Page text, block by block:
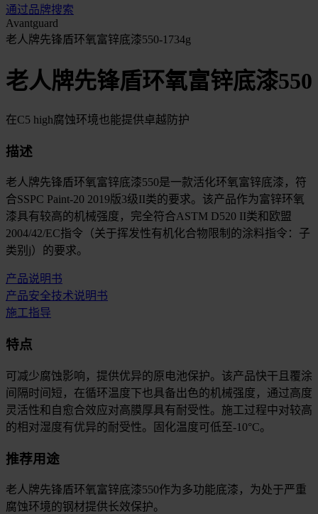
通过品牌搜索
Avantguard
老人牌先锋盾环氧富锌底漆550-1734g
老人牌先锋盾环氧富锌底漆550
在C5 high腐蚀环境也能提供卓越防护
描述
老人牌先锋盾环氧富锌底漆550是一款活化环氧富锌底漆，符
合SSPC Paint-20 2019版3级II类的要求。该产品作为富锌环氧
漆具有较高的机械强度，完全符合ASTM D520 II类和欧盟
2004/42/EC指令（关于挥发性有机化合物限制的涂料指令：子
类别j）的要求。
产品说明书
产品安全技术说明书
施工指导
特点
可减少腐蚀影响，提供优异的原电池保护。该产品快干且覆涂
间隔时间短，在循环温度下也具备出色的机械强度，通过高度
灵活性和自愈合效应对高膜厚具有耐受性。施工过程中对较高
的相对湿度有优异的耐受性。固化温度可低至-10°C。
推荐用途
老人牌先锋盾环氧富锌底漆550作为多功能底漆，为处于严重
腐蚀环境的钢材提供长效保护。